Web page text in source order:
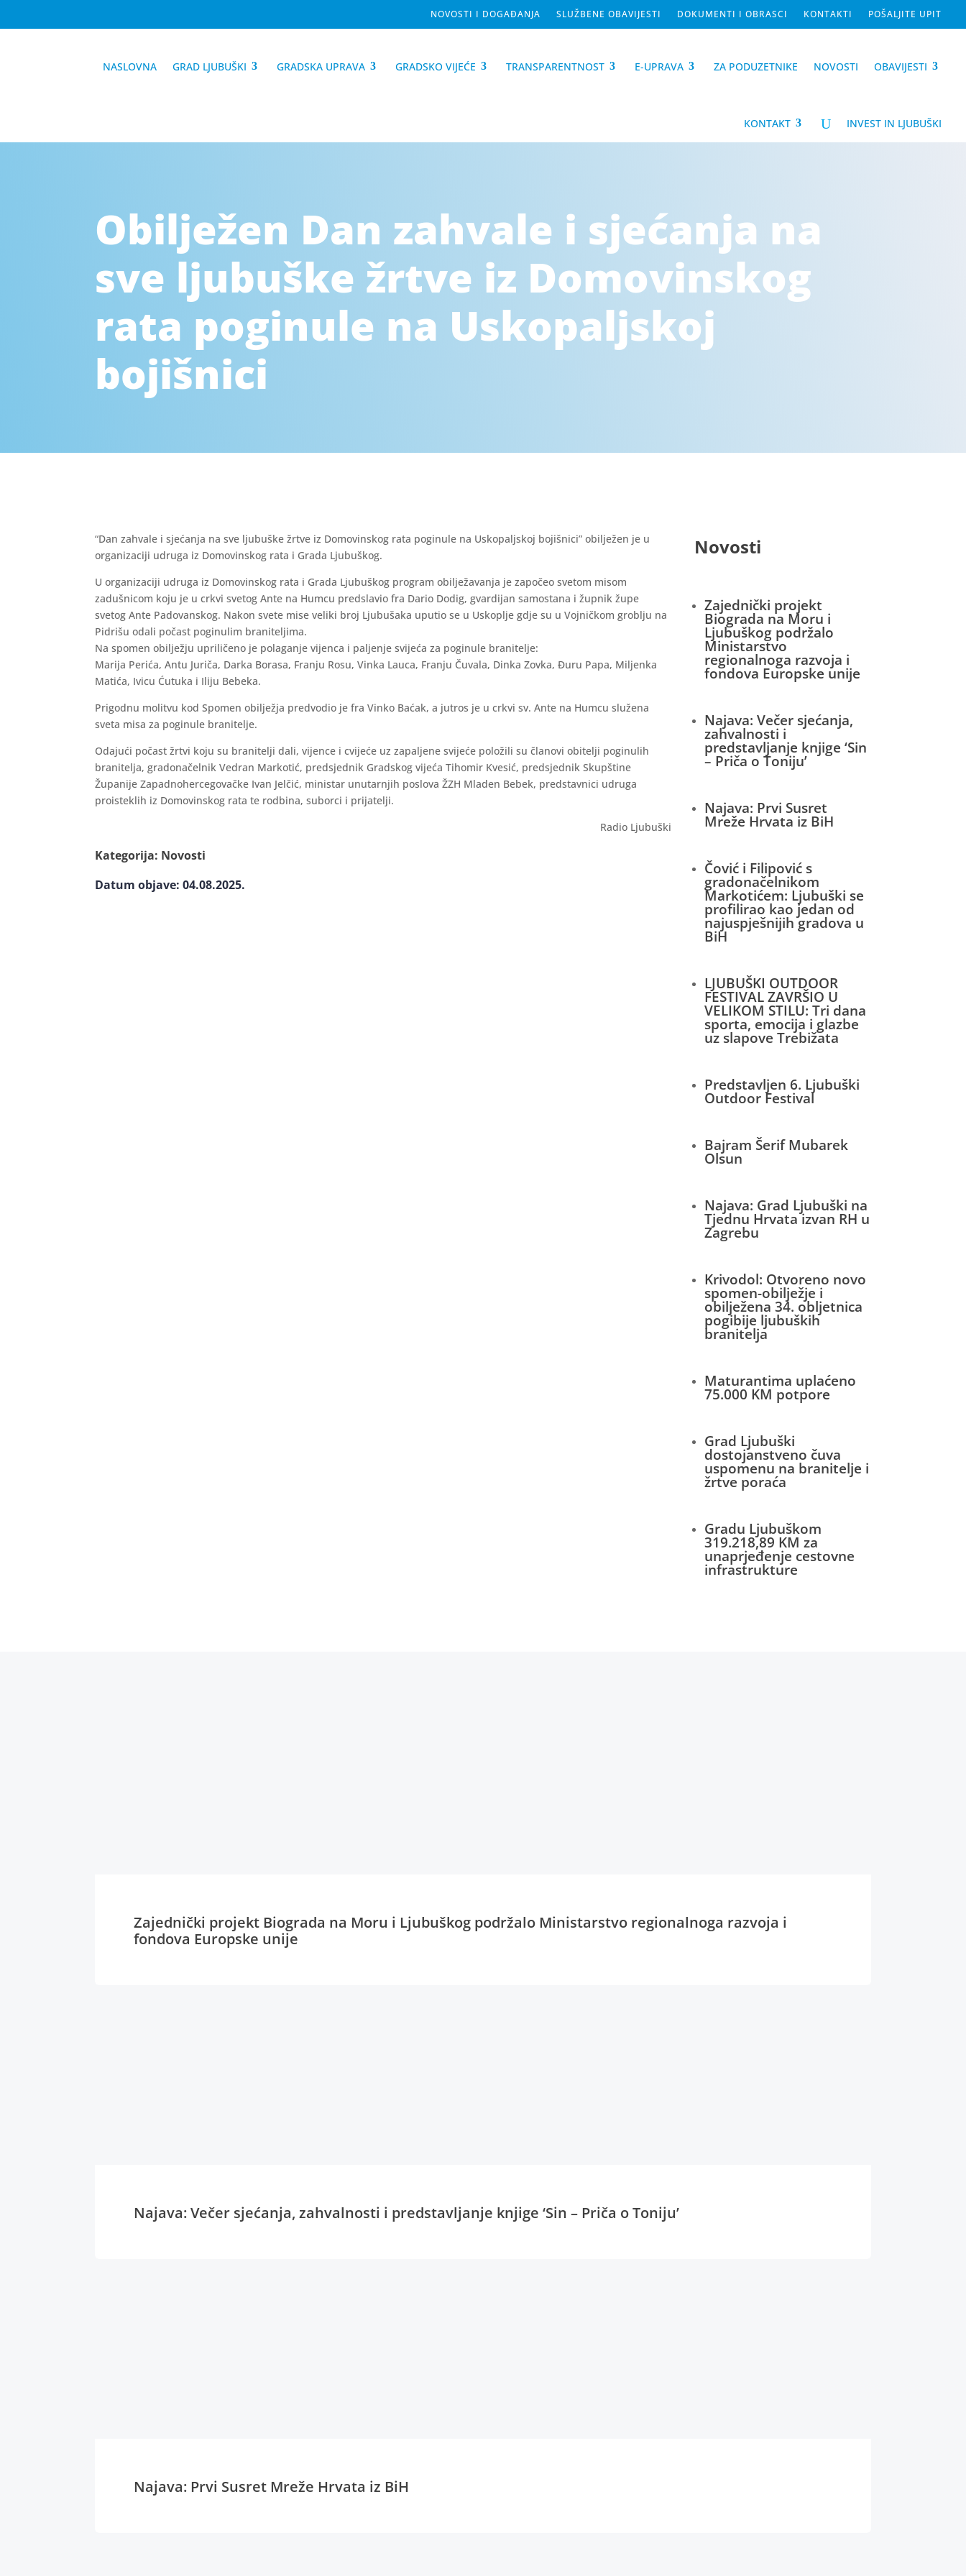
NOVOSTI I DOGAĐANJA SLUŽBENE OBAVIJESTI DOKUMENTI I OBRASCI KONTAKTI POŠALJITE UPIT
NASLOVNA GRAD LJUBUŠKI GRADSKA UPRAVA GRADSKO VIJEĆE TRANSPARENTNOST E-UPRAVA ZA PODUZETNIKE NOVOSTI OBAVIJESTI
KONTAKT U INVEST IN LJUBUŠKI
Obilježen Dan zahvale i sjećanja na
sve ljubuške žrtve iz Domovinskog
rata poginule na Uskopaljskoj
bojišnici
“Dan zahvale i sjećanja na sve ljubuške žrtve iz Domovinskog rata poginule na Uskopaljskoj bojišnici” obilježen je u
organizaciji udruga iz Domovinskog rata i Grada Ljubuškog.
U organizaciji udruga iz Domovinskog rata i Grada Ljubuškog program obilježavanja je započeo svetom misom
zadušnicom koju je u crkvi svetog Ante na Humcu predslavio fra Dario Dodig, gvardijan samostana i župnik župe
svetog Ante Padovanskog. Nakon svete mise veliki broj Ljubušaka uputio se u Uskoplje gdje su u Vojničkom groblju na
Pidrišu odali počast poginulim braniteljima.
Na spomen obilježju upriličeno je polaganje vijenca i paljenje svijeća za poginule branitelje:
Marija Perića, Antu Juriča, Darka Borasa, Franju Rosu, Vinka Lauca, Franju Čuvala, Dinka Zovka, Đuru Papa, Miljenka
Matića, Ivicu Ćutuka i Iliju Bebeka.
Prigodnu molitvu kod Spomen obilježja predvodio je fra Vinko Baćak, a jutros je u crkvi sv. Ante na Humcu služena
sveta misa za poginule branitelje.
Odajući počast žrtvi koju su branitelji dali, vijence i cvijeće uz zapaljene svijeće položili su članovi obitelji poginulih
branitelja, gradonačelnik Vedran Markotić, predsjednik Gradskog vijeća Tihomir Kvesić, predsjednik Skupštine
Županije Zapadnohercegovačke Ivan Jelčić, ministar unutarnjih poslova ŽZH Mladen Bebek, predstavnici udruga
proisteklih iz Domovinskog rata te rodbina, suborci i prijatelji.
Radio Ljubuški
Kategorija: Novosti
Datum objave: 04.08.2025.
Novosti
Zajednički projekt
Biograda na Moru i
Ljubuškog podržalo
Ministarstvo
regionalnoga razvoja i
fondova Europske unije
Najava: Večer sjećanja,
zahvalnosti i
predstavljanje knjige ‘Sin
– Priča o Toniju’
Najava: Prvi Susret
Mreže Hrvata iz BiH
Čović i Filipović s
gradonačelnikom
Markotićem: Ljubuški se
profilirao kao jedan od
najuspješnijih gradova u
BiH
LJUBUŠKI OUTDOOR
FESTIVAL ZAVRŠIO U
VELIKOM STILU: Tri dana
sporta, emocija i glazbe
uz slapove Trebižata
Predstavljen 6. Ljubuški
Outdoor Festival
Bajram Šerif Mubarek
Olsun
Najava: Grad Ljubuški na
Tjednu Hrvata izvan RH u
Zagrebu
Krivodol: Otvoreno novo
spomen-obilježje i
obilježena 34. obljetnica
pogibije ljubuških
branitelja
Maturantima uplaćeno
75.000 KM potpore
Grad Ljubuški
dostojanstveno čuva
uspomenu na branitelje i
žrtve poraća
Gradu Ljubuškom
319.218,89 KM za
unaprjeđenje cestovne
infrastrukture
Zajednički projekt Biograda na Moru i Ljubuškog podržalo Ministarstvo regionalnoga razvoja i
fondova Europske unije
Najava: Večer sjećanja, zahvalnosti i predstavljanje knjige ‘Sin – Priča o Toniju’
Najava: Prvi Susret Mreže Hrvata iz BiH